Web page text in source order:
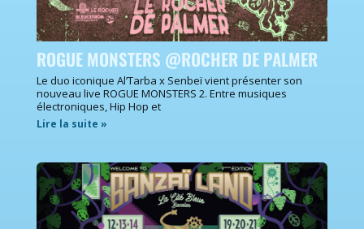
ROGUE MONSTERS @ROCHER DE PALMER
Le duo iconique Al’Tarba x Senbeï vient présenter son
nouveau live ROGUE MONSTERS 2. Entre musiques
électroniques, Hip Hop et
Lire la suite »